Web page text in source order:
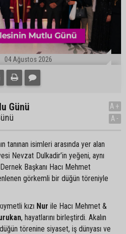
04 Ağustos 2026
Günü
A+
A-
tanınan isimleri arasında yer alan
Nevzat Dulkadir’in yeğeni, aynı
Başkanı Hacı Mehmet
görkemli bir düğün töreniyle
kızı Nur ile Hacı Mehmet &
, hayatlarını birleştirdi. Akalın
törenine siyaset, iş dünyası ve